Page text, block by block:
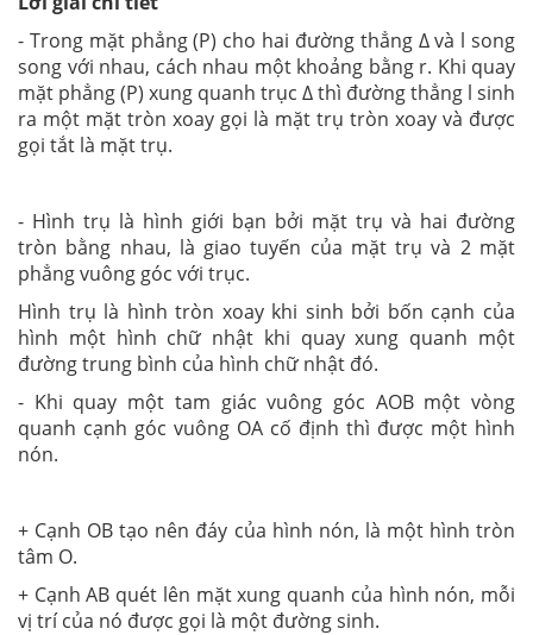
- Trong mặt phẳng (P) cho hai đường thẳng Δ và l song
song với nhau, cách nhau một khoảng bằng r. Khi quay
mặt phẳng (P) xung quanh trục Δ thì đường thẳng l sinh
ra một mặt tròn xoay gọi là mặt trụ tròn xoay và được
gọi tắt là mặt trụ.
- Hình trụ là hình giới bạn bởi mặt trụ và hai đường
tròn bằng nhau, là giao tuyến của mặt trụ và 2 mặt
phẳng vuông góc với trục.
Hình trụ là hình tròn xoay khi sinh bởi bốn cạnh của
hình một hình chữ nhật khi quay xung quanh một
đường trung bình của hình chữ nhật đó.
- Khi quay một tam giác vuông góc AOB một vòng
quanh cạnh góc vuông OA cố định thì được một hình
nón.
+ Cạnh OB tạo nên đáy của hình nón, là một hình tròn
tâm O.
+ Cạnh AB quét lên mặt xung quanh của hình nón, mỗi
vị trí của nó được gọi là một đường sinh.